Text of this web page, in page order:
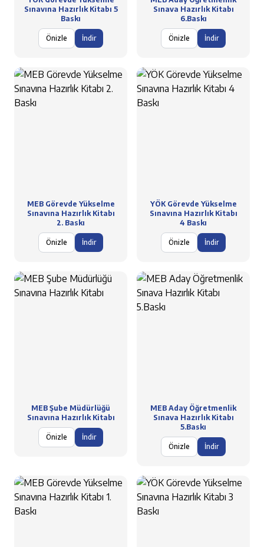
Sınavına Hazırlık Kitabı 5
Baskı
Önizle İndir
Sınava Hazırlık Kitabı
6.Baskı
Önizle İndir
MEB Görevde Yükselme
Sınavına Hazırlık Kitabı
2. Baskı
Önizle İndir
YÖK Görevde Yükselme
Sınavına Hazırlık Kitabı
4 Baskı
Önizle İndir
MEB Şube Müdürlüğü
Sınavına Hazırlık Kitabı
Önizle İndir
MEB Aday Öğretmenlik
Sınava Hazırlık Kitabı
5.Baskı
Önizle İndir